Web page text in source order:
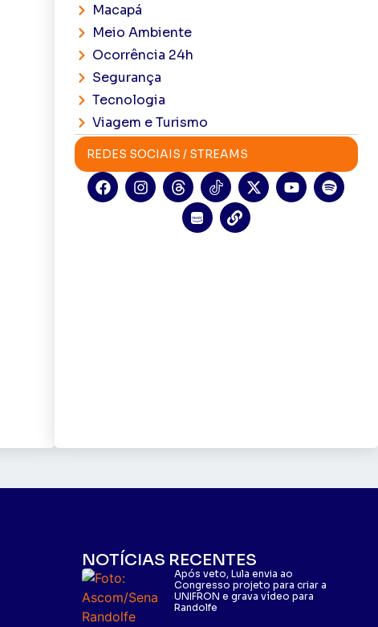
Macapá
Meio Ambiente
Ocorrência 24h
Segurança
Tecnologia
Viagem e Turismo
REDES SOCIAIS / STREAMS
NOTÍCIAS RECENTES
Após veto, Lula envia ao
Congresso projeto para criar a
UNIFRON e grava vídeo para
Randolfe